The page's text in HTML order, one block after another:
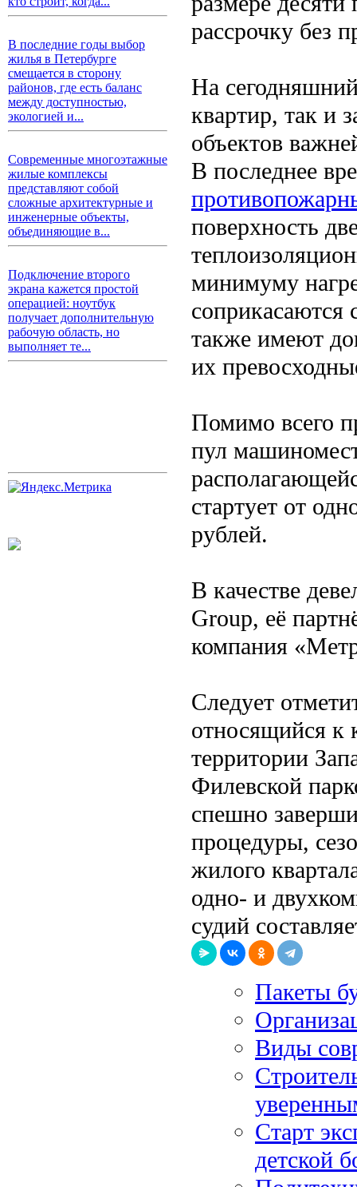
В последние годы выбор
жилья в Петербурге
смещается в сторону
районов, где есть баланс
между доступностью,
экологией и...
Современные многоэтажные
жилые комплексы
представляют собой
сложные архитектурные и
инженерные объекты,
объединяющие в...
Подключение второго
экрана кажется простой
операцией: ноутбук
получает дополнительную
рабочую область, но
выполняет те...
рассрочку без
На
квартир, так и
объектов
В последнее
поверхность
минимуму
соприкасаются
также имеют
их
Помимо всего
пул
стартует от
рублей.
В качестве
Group, её
компания
Следует
относящийся к
территории
Филевской
спешно
процедуры,
жилого
одно- и
судий
Пакеты
Виды
Старт
детской